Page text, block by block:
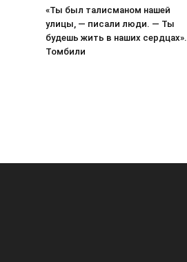
«Ты был талисманом нашей
улицы, — писали люди. — Ты
будешь жить в наших сердцах».
Томбили